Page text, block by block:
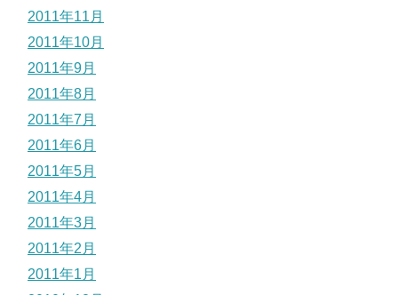
2011年11月
2011年10月
2011年9月
2011年8月
2011年7月
2011年6月
2011年5月
2011年4月
2011年3月
2011年2月
2011年1月